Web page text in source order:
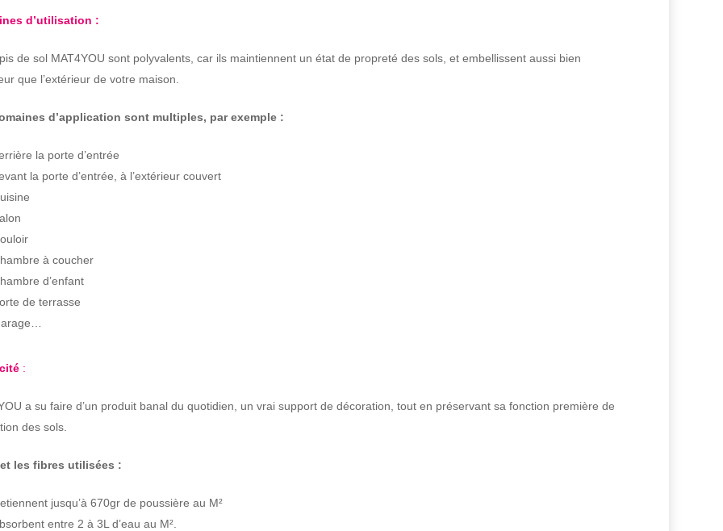
d’utilisation :
de sol MAT4YOU sont polyvalents, car ils maintiennent un état de propreté des sols, et embellissent aussi bien
que l’extérieur de votre maison.
d’application sont multiples, par exemple :
la porte d’entrée
la porte d’entrée, à l’extérieur couvert
à coucher
d’enfant
de terrasse
:
a su faire d’un produit banal du quotidien, un vrai support de décoration, tout en préservant sa fonction première de
des sols.
les fibres utilisées :
jusqu’à 670gr de poussière au M²
entre 2 à 3L d’eau au M².